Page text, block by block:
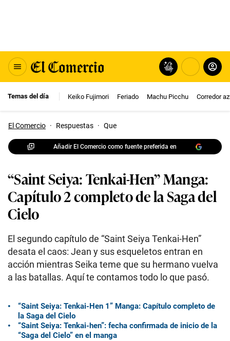
Temas del día Keiko Fujimori Feriado Machu Picchu Corredor
El Comercio · Respuestas · Que
Añadir El Comercio como fuente preferida en
“Saint Seiya: Tenkai-Hen” Manga:
Capítulo 2 completo de la Saga del
Cielo
El segundo capítulo de “Saint Seiya Tenkai-Hen”
desata el caos: Jean y sus esqueletos entran en
acción mientras Seika teme que su hermano vuelva
a las batallas. Aquí te contamos todo lo que pasó.
“Saint Seiya: Tenkai-Hen 1” Manga: Capítulo completo de
la Saga del Cielo
“Saint Seiya: Tenkai-hen”: fecha confirmada de inicio de la
“Saga del Cielo” en el manga